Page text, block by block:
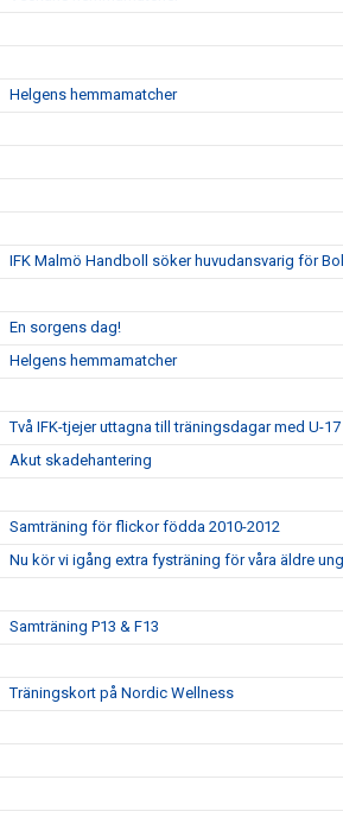
Helgens hemmamatcher
IFK Malmö Handboll söker huvudansvarig för
En sorgens dag!
Helgens hemmamatcher
Två IFK-tjejer uttagna till träningsdagar med U-
Akut skadehantering
Samträning för flickor födda 2010-2012
Nu kör vi igång extra fysträning för våra äldre
Samträning P13 & F13
Träningskort på Nordic Wellness